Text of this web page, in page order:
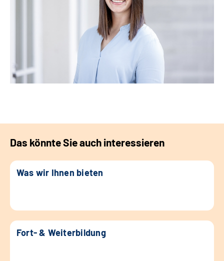
Das könnte Sie auch interessieren
Was wir Ihnen bieten
Fort- & Weiterbildung